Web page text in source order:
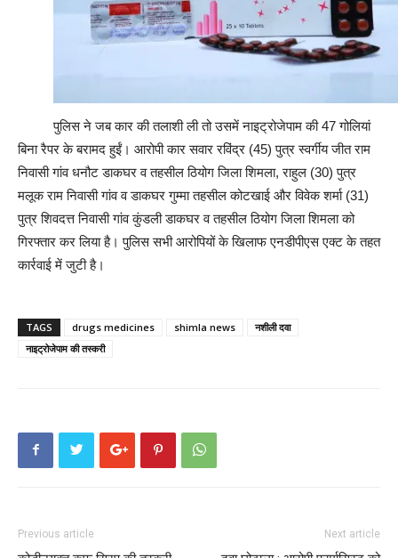
पुलिस ने जब कार की तलाशी ली तो उसमें नाइट्रोजेपाम की 47 गोलियां
बिना रैपर के बरामद हुईं। आरोपी कार सवार रविंद्र (45) पुत्र स्वर्गीय जीत राम
निवासी गांव धनौट डाकघर व तहसील ठियोग जिला शिमला, राहुल (30) पुत्र
मलूक राम निवासी गांव व डाकघर गुम्मा तहसील कोटखाई और विवेक शर्मा (31)
पुत्र शिवदत्त निवासी गांव कुंडली डाकघर व तहसील ठियोग जिला शिमला को
गिरफ्तार कर लिया है। पुलिस सभी आरोपियों के खिलाफ एनडीपीएस एक्ट के तहत
कार्रवाई में जुटी है।
TAGS drugs medicines shimla news
नशीली दवा
नाइट्रोजेपाम की तस्करी
Previous article Next article